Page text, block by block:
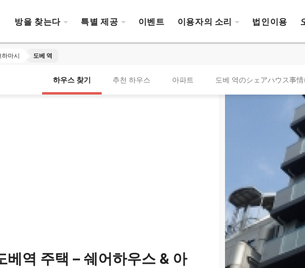
방을 찾는다 특별 제공 이벤트 이용자의 소리 법인이용
하마시 도베 역
하우스 찾기 추천 하우스 아파트 도베 역のシェアハウス事
베역 주택 – 쉐어하우스 & 아